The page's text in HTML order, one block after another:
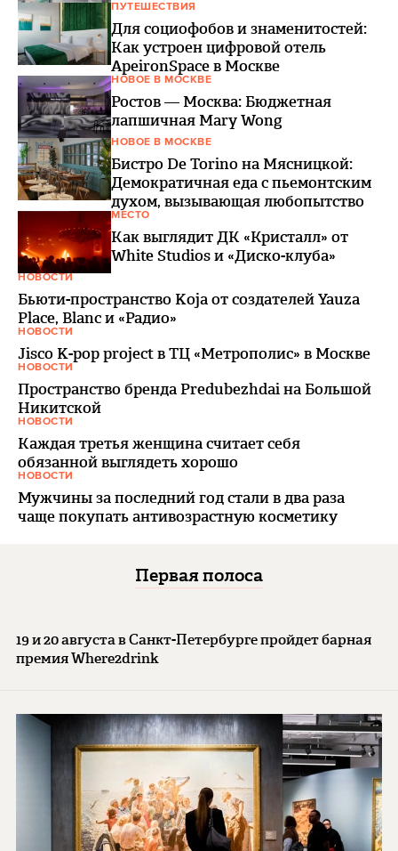
ПУТЕШЕСТВИЯ
Для социофобов и знаменитостей:
Как устроен цифровой отель
ApeironSpace в Москве
НОВОЕ В МОСКВЕ
Ростов — Москва: Бюджетная
лапшичная Mary Wong
НОВОЕ В МОСКВЕ
Бистро De Torino на Мясницкой:
Демократичная еда с пьемонтским
духом, вызывающая любопытство
МЕСТО
Как выглядит ДК «Кристалл» от
White Studios и «Диско-клуба»
НОВОСТИ
Бьюти-пространство Koja от создателей Yauza
Place, Blanc и «Радио»
НОВОСТИ
Jisco K-pop project в ТЦ «Метрополис» в Москве
НОВОСТИ
Пространство бренда Predubezhdai на Большой
Никитской
НОВОСТИ
Каждая третья женщина считает себя
обязанной выглядеть хорошо
НОВОСТИ
Мужчины за последний год стали в два раза
чаще покупать антивозрастную косметику
Первая полоса
19 и 20 августа в Санкт-Петербурге пройдет барная
премия Where2drink